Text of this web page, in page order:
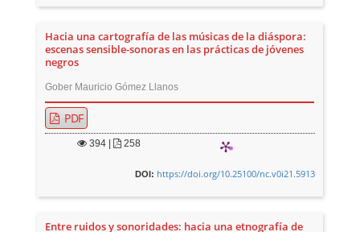
Hacia una cartografía de las músicas de la diáspora:
escenas sensible-sonoras en las prácticas de jóvenes
negros
Gober Mauricio Gómez Llanos
PDF
394 | 258
DOI: https://doi.org/10.25100/nc.v0i21.5913
Entre ruidos y sonoridades: hacia una etnografía de